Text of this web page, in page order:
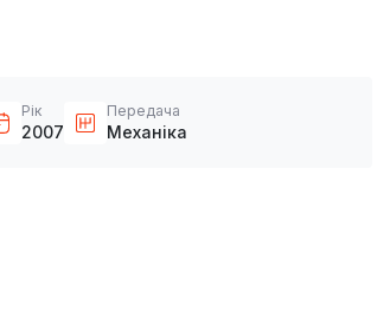
Рік
2007
Передача
Механіка